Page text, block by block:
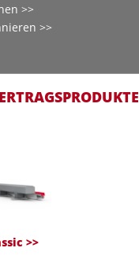
>>
>>
>>